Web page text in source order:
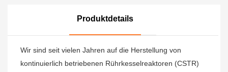
Produktdetails
Wir sind seit vielen Jahren auf die Herstellung von
kontinuierlich betriebenen Rührkesselreaktoren (CSTR)